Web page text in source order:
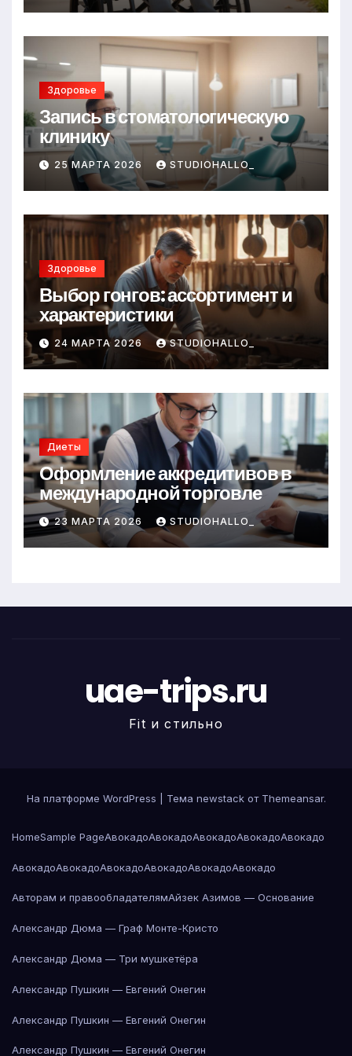
Здоровье
Запись в стоматологическую
клинику
25 МАРТА 2026 STUDIOHALLO_
Здоровье
Выбор гонгов: ассортимент и
характеристики
24 МАРТА 2026 STUDIOHALLO_
Диеты
Оформление аккредитивов в
международной торговле
23 МАРТА 2026 STUDIOHALLO_
uae-trips.ru
Fit и стильно
На платформе WordPress Тема newstack от Themeansar.
HomeSample PageАвокадоАвокадоАвокадоАвокадоАвокадо
АвокадоАвокадоАвокадоАвокадоАвокадоАвокадо
Авторам и правообладателямАйзек Азимов — Основание
Александр Дюма — Граф Монте-Кристо
Александр Дюма — Три мушкетёра
Александр Пушкин — Евгений Онегин
Александр Пушкин — Евгений Онегин
Александр Пушкин — Евгений Онегин